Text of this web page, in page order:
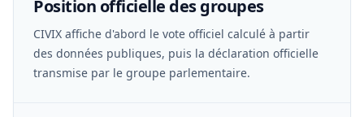
Position officielle des groupes
CIVIX affiche d'abord le vote officiel calculé à partir
des données publiques, puis la déclaration officielle
transmise par le groupe parlementaire.